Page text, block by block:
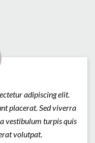
adipiscing elit.
placerat. Sed viverra
vestibulum turpis quis
volutpat.